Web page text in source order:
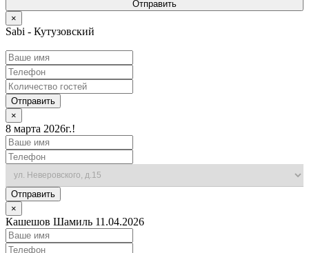
×
Sabi - Кутузовский
Отправить
×
8 марта 2026г.!
Отправить
×
Кашешов Шамиль 11.04.2026